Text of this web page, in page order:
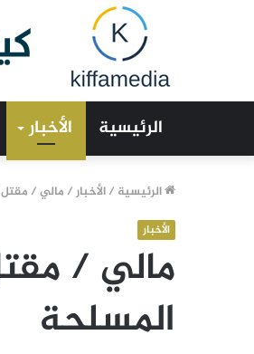
الرئيسية الأخبار
الرئيسية /الأخبار/ مالي / مقتل 5 جنود في هجوم للجماعات المسلحة
الأخبار
المسلحة